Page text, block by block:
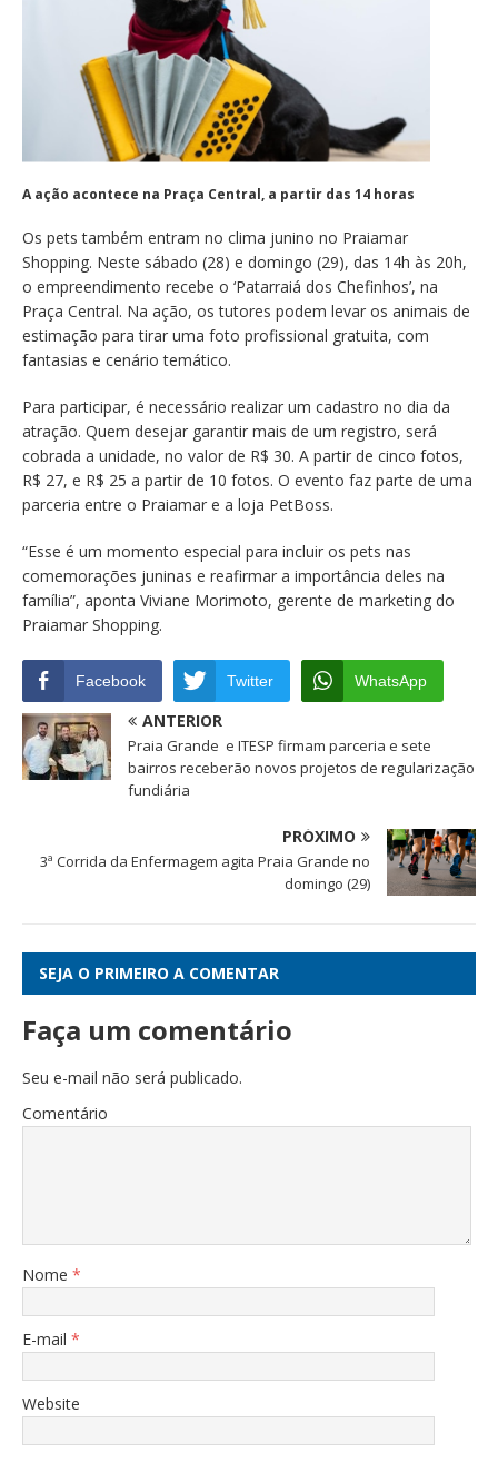
A ação acontece na Praça Central, a partir das 14 horas
Os pets também entram no clima junino no Praiamar
Shopping. Neste sábado (28) e domingo (29), das 14h às 20h,
o empreendimento recebe o ‘Patarraiá dos Chefinhos’, na
Praça Central. Na ação, os tutores podem levar os animais de
estimação para tirar uma foto profissional gratuita, com
fantasias e cenário temático.
Para participar, é necessário realizar um cadastro no dia da
atração. Quem desejar garantir mais de um registro, será
cobrada a unidade, no valor de R$ 30. A partir de cinco fotos,
R$ 27, e R$ 25 a partir de 10 fotos. O evento faz parte de uma
parceria entre o Praiamar e a loja PetBoss.
“Esse é um momento especial para incluir os pets nas
comemorações juninas e reafirmar a importância deles na
família”, aponta Viviane Morimoto, gerente de marketing do
Praiamar Shopping.
Facebook Twitter WhatsApp
ANTERIOR
Praia Grande e ITESP firmam parceria e sete
bairros receberão novos projetos de regularização
fundiária
PRÓXIMO
3ª Corrida da Enfermagem agita Praia Grande no
domingo (29)
SEJA O PRIMEIRO A COMENTAR
Faça um comentário
Seu e-mail não será publicado.
Comentário
Nome *
E-mail *
Website